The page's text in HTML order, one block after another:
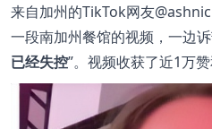
来自加州的TikTok网友
一段南加州餐馆的视频，一边
已经失控”。视频收获了近1万赞